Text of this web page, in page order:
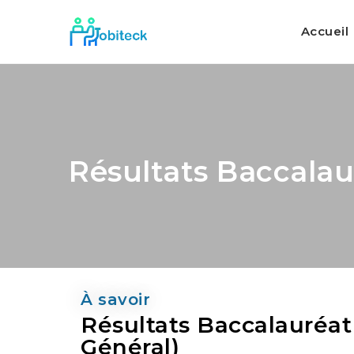
Accueil
Résultats
À savoir
Résultats
Général)